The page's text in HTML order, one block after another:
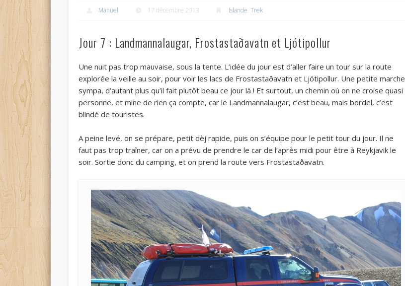
Manuel 17 décembre 2013 Islande,Trek
Jour 7 : Landmannalaugar, Frostastaðavatn et Ljótipollur
Une nuit pas trop mauvaise, sous la tente. L’idée du jour est d’aller faire un tour sur la route
explorée la veille au soir, pour voir les lacs de Frostastaðavatn et Ljótipollur. Une petite marche
sympa, d’autant plus qu’il fait plutôt beau ce jour là ! Et surtout, un chemin où on ne croise quasi
personne, et mine de rien ça compte, car le Landmannalaugar, c’est beau, mais bordel, c’est
blindé de touristes.
A peine levé, on se prépare, petit dèj rapide, puis on s’équipe pour le petit tour du jour. Il ne
faut pas trop traîner, car on a prévu de prendre le car de l’après midi pour être à Reykjavik le
soir. Sortie donc du camping, et on prend la route vers Frostastaðavatn.